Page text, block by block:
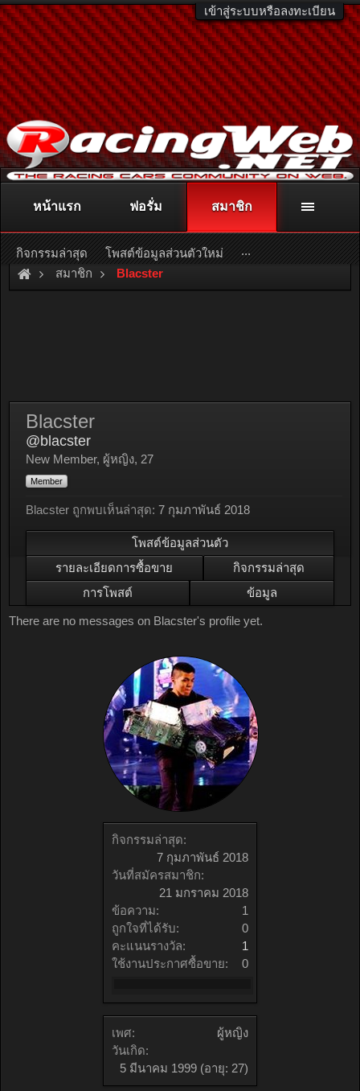
เข้าสู่ระบบหรือลงทะเบียน
ติดต่อลงโฆษณา racingweb@gmail.comหรือโทร. 081-811-1138
หรืออ่านรายละเอียดเพิ่มเติม คลิกที่นี่
สมาชิก Blacster
กิจกรรมล่าสุด:
7 กุมภาพันธ์ 2018
วันที่สมัครสมาชิก:
21 มกราคม 2018
ข้อความ:
1
ถูกใจที่ได้รับ:
0
คะแนนรางวัล:
1
ใช้งานประกาศซื้อขาย:
0
เพศ:
ผู้หญิง
วันเกิด:
5 มีนาคม 1999 (อายุ: 27)
Blacster
@blacster
New Member, ผู้หญิง, 27
Member
Blacster ถูกพบเห็นล่าสุด: 7 กุมภาพันธ์ 2018
โพสต์ข้อมูลส่วนตัว
รายละเอียดการซื้อขาย
กิจกรรมล่าสุด
การโพสต์
ข้อมูล
There are no messages on Blacster's profile yet.
หน้าแรก ฟอรั่ม สมาชิก
กิจกรรมล่าสุด โพสต์ข้อมูลส่วนตัวใหม่ ...